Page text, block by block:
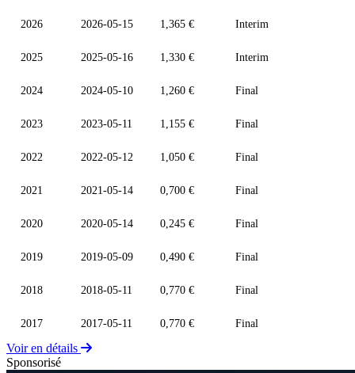
2026 2026-05-15 1,365 € Interim
2025 2025-05-16 1,330 € Interim
2024 2024-05-10 1,260 € Final
2023 2023-05-11 1,155 € Final
2022 2022-05-12 1,050 € Final
2021 2021-05-14 0,700 € Final
2020 2020-05-14 0,245 € Final
2019 2019-05-09 0,490 € Final
2018 2018-05-11 0,770 € Final
2017 2017-05-11 0,770 € Final
Voir en détails
Sponsorisé